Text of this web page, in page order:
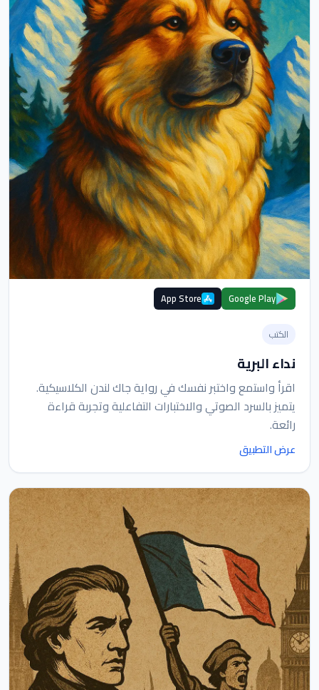
Google Play
App Store
الكتب
نداء البرية
اقرأ واستمع واختبر نفسك في رواية جاك لندن الكلاسيكية.
يتميز بالسرد الصوتي والاختبارات التفاعلية وتجربة قراءة
رائعة.
عرض التطبيق